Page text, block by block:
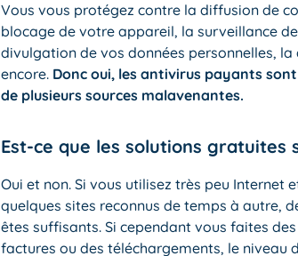
Vous vous protégez contre la diffusion de
blocage de votre appareil, la surveillance
divulgation de vos données personnelles,
encore. Donc oui, les antivirus payants
de plusieurs sources malavenantes.
Est-ce que les solutions gratuites
Oui et non. Si vous utilisez très peu Internet
quelques sites reconnus de temps à autre,
êtes suffisants. Si cependant vous faites
factures ou des téléchargements, le niveau